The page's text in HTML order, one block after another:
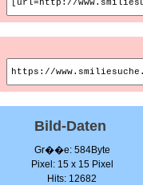
Bild-Daten
Gr��e: 584Byte
Pixel: 15 x 15 Pixel
Hits: 12682